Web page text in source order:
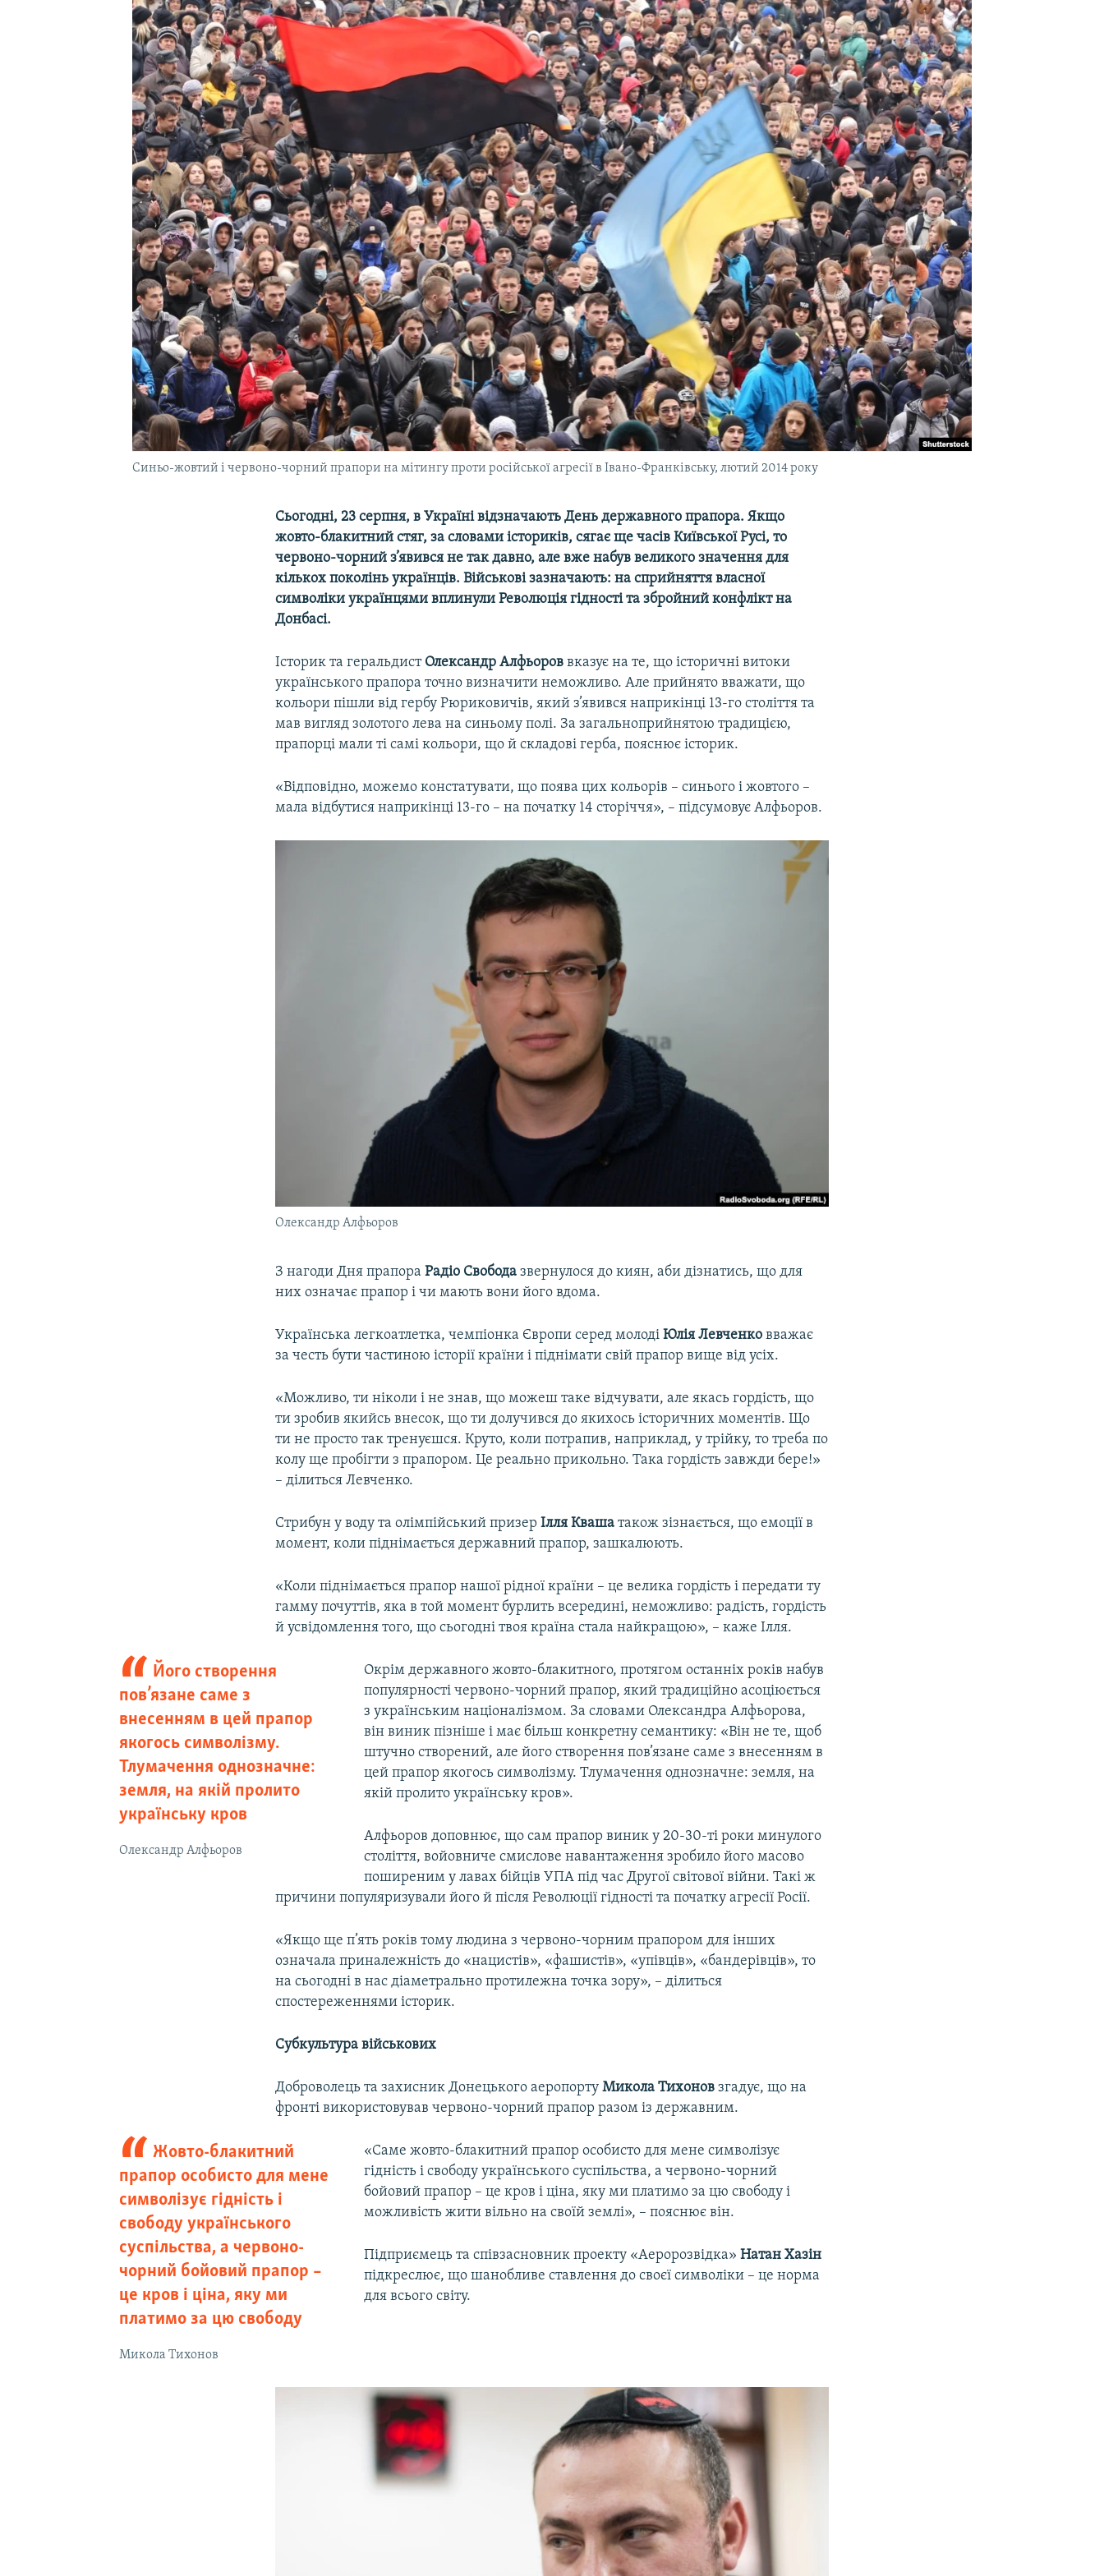
УКРАЇНСЬКА ПРОБЛЕМА КРИМУ
Синьо-жовтий і червоно-чорний прапори на мітингу проти російської агресії в Івано-Франківську, лютий 2014 року
Сьогодні, 23 серпня, в Україні відзначають День державного прапора. Якщо
жовто-блакитний стяг, за словами істориків, сягає ще часів Київської Русі, то
червоно-чорний з’явився не так давно, але вже набув великого значення для
кількох поколінь українців. Військові зазначають: на сприйняття власної
символіки українцями вплинули Революція гідності та збройний конфлікт на
Донбасі.
​Історик та геральдист Олександр Алфьороввказує на те, що історичні витоки
українського прапора точно визначити неможливо. Але прийнято вважати, що
кольори пішли від гербу Рюриковичів, який з’явився наприкінці 13-го століття та
мав вигляд золотого лева на синьому полі. За загальноприйнятою традицією,
прапорці мали ті самі кольори, що й складові герба, пояснює історик.
«Відповідно, можемо констатувати, що поява цих кольорів – синього і жовтого –
мала відбутися наприкінці 13-го – на початку 14 сторіччя», – підсумовує Алфьоров.
Олександр Алфьоров
З нагоди Дня прапораРадіо Свобода звернулося до киян, аби дізнатись, що для
них означає прапор і чи мають вони його вдома.
Українська легкоатлетка, чемпіонка Європи серед молодіЮлія Левченко вважає
за честь бути частиною історії країни і піднімати свій прапор вище від усіх.
«Можливо, ти ніколи і не знав, що можеш таке відчувати, але якась гордість, що
ти зробив якийсь внесок, що ти долучився до якихось історичних моментів. Що
ти не просто так тренуєшся. Круто, коли потрапив, наприклад, у трійку, то треба по
колу ще пробігти з прапором. Це реально прикольно. Така гордість завжди бере!»
– ділиться Левченко.
Стрибун у воду та олімпійський призерІлля Квашатакож зізнається, що емоції в
момент, коли піднімається державний прапор, зашкалюють.
«Коли піднімається прапор нашої рідної країни – це велика гордість і передати ту
гамму почуттів, яка в той момент бурлить всередині, неможливо: радість, гордість
й усвідомлення того, що сьогодні твоя країна стала найкращою», – каже Ілля.
Його створення
пов’язане саме з
внесенням в цей прапор
якогось символізму.
Тлумачення однозначне:
земля, на якій пролито
українську кров
Олександр Алфьоров
Окрім державного жовто-блакитного, протягом останніх років набув
популярності червоно-чорний прапор, який традиційно асоціюється
з українським націоналізмом. За словами Олександра Алфьорова,
він виник пізніше і має більш конкретну семантику: «Він не те, щоб
штучно створений, але його створення пов’язане саме з внесенням в
цей прапор якогось символізму. Тлумачення однозначне: земля, на
якій пролито українську кров».
Алфьоров доповнює, що сам прапор виник у 20-30-ті роки минулого
століття, войовниче смислове навантаження зробило його масово
поширеним у лавах бійців УПА під час Другої світової війни. Такі ж
причини популяризували його й після Революції гідності та початку агресії Росії.
«Якщо ще п’ять років тому людина з червоно-чорним прапором для інших
означала приналежність до «нацистів», «фашистів», «упівців», «бандерівців», то
на сьогодні в нас діаметрально протилежна точка зору», – ділиться
спостереженнями історик.
Субкультура військових
Доброволець та захисник Донецького аеропортуМикола Тихоновзгадує, що на
фронті використовував червоно-чорний прапор разом із державним.
Жовто-блакитний
прапор особисто для мене
символізує гідність і
свободу українського
суспільства, а червоно-
чорний бойовий прапор –
це кров і ціна, яку ми
платимо за цю свободу
Микола Тихонов
«Саме жовто-блакитний прапор особисто для мене символізує
гідність і свободу українського суспільства, а червоно-чорний
бойовий прапор – це кров і ціна, яку ми платимо за цю свободу і
можливість жити вільно на своїй землі», – пояснює він.
Підприємець та співзасновник проекту «Аеророзвідка» Натан Хазін
підкреслює, що шанобливе ставлення до своєї символіки – це норма
для всього світу.